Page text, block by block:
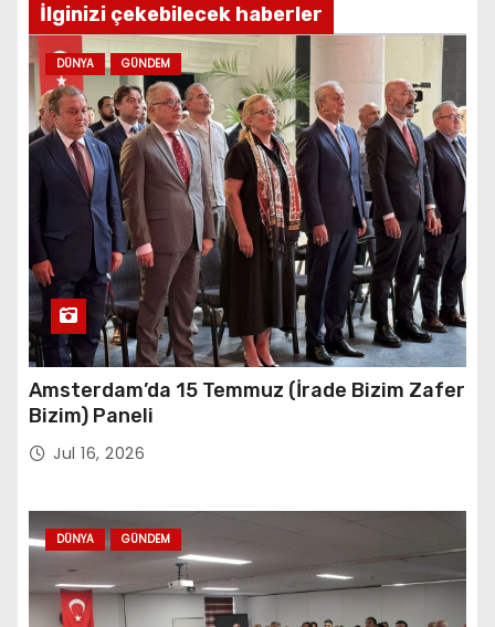
İlginizi çekebilecek haberler
DÜNYA GÜNDEM
Amsterdam’da 15 Temmuz (İrade Bizim Zafer
Bizim) Paneli
Jul 16, 2026
DÜNYA GÜNDEM